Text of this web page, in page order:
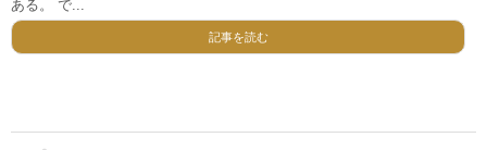
ある。 で...
記事を読む